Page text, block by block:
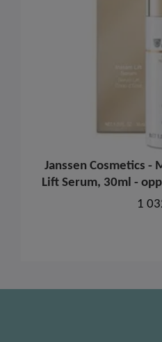
Janssen Cosmetics -
Lift Serum, 30ml -
1